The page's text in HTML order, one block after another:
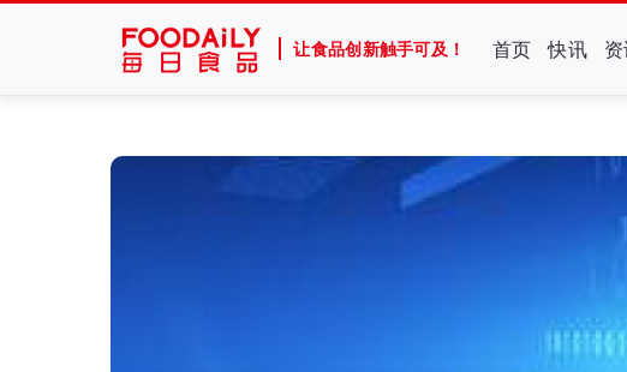
让食品创新触手可及！ 首页 快讯